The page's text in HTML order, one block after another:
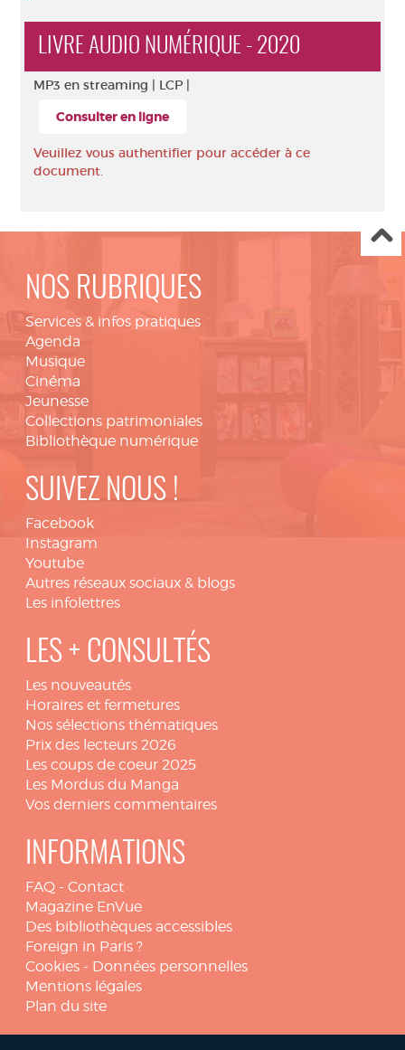
LIVRE AUDIO NUMÉRIQUE - 2020
MP3 en streaming | LCP |
Consulter en ligne
Veuillez vous authentifier pour accéder à ce
document.
NOS RUBRIQUES
Services & infos pratiques
Agenda
Musique
Cinéma
Jeunesse
Collections patrimoniales
Bibliothèque numérique
SUIVEZ NOUS !
Facebook
Instagram
Youtube
Autres réseaux sociaux & blogs
Les infolettres
LES + CONSULTÉS
Les nouveautés
Horaires et fermetures
Nos sélections thématiques
Prix des lecteurs 2026
Les coups de coeur 2025
Les Mordus du Manga
Vos derniers commentaires
INFORMATIONS
FAQ - Contact
Magazine EnVue
Des bibliothèques accessibles
Foreign in Paris ?
Cookies - Données personnelles
Mentions légales
Plan du site